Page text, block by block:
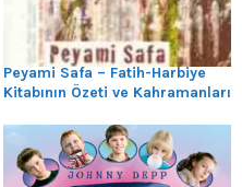
Peyami Safa – Fatih-Harbiye
Kitabının Özeti ve Kahramanları